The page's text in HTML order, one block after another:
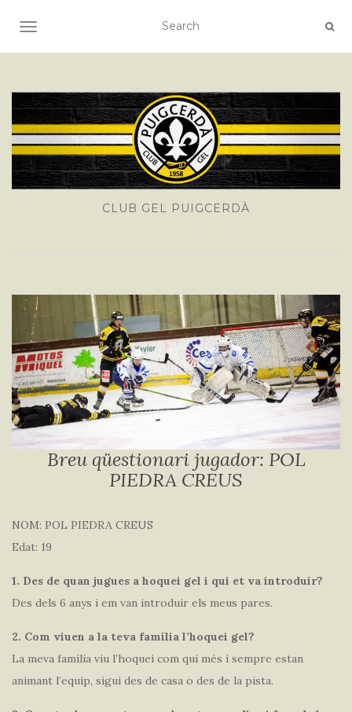
TOGGLE NAVIGATION
CLUB GEL PUIGCERDÀ
Breu qüestionari jugador: POL
PIEDRA CREUS
NOM: POL PIEDRA CREUS
Edat: 19
1. Des de quan jugues a hoquei gel i qui et va introduir?
Des dels 6 anys i em van introduir els meus pares.
2. Com viuen a la teva família l’hoquei gel?
La meva família viu l’hoquei com qui més i sempre estan
animant l’equip, sigui des de casa o des de la pista.